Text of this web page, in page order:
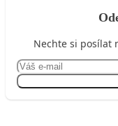
Nechte si posílat